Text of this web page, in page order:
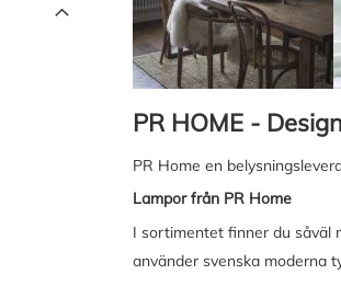
PR HOME -
PR Home en
Lampor från PR Home
I sortimentet finner du såväl
använder svenska moderna